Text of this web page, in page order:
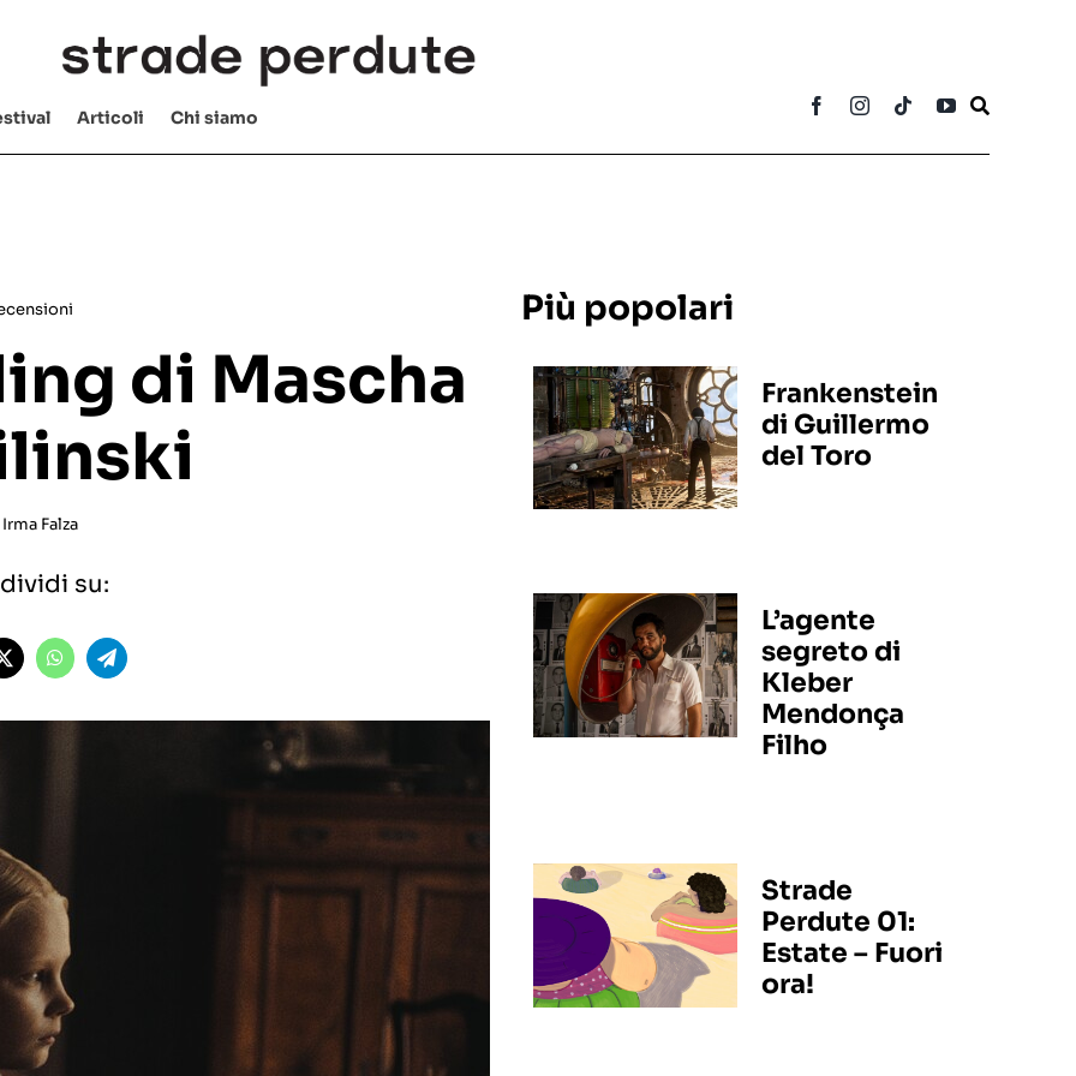
Articoli Chi siamo
di Mascha
Irma Falza
su:
Più popolari
Frankenstein
di Guillermo
del Toro
L’agente
segreto di
Kleber
Mendonça
Filho
Strade
Perdute 01:
Estate – Fuori
ora!